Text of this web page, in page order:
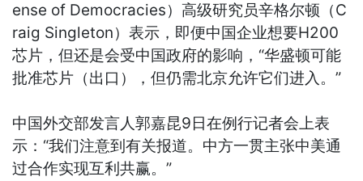
ense of Democracies）高级研究员辛格尔顿（C
raig Singleton）表示，即便中国企业想要H200
芯片，但还是会受中国政府的影响，“华盛顿可能
批准芯片（出口），但仍需北京允许它们进入。”
中国外交部发言人郭嘉昆9日在例行记者会上表
示：“我们注意到有关报道。中方一贯主张中美通
过合作实现互利共赢。”